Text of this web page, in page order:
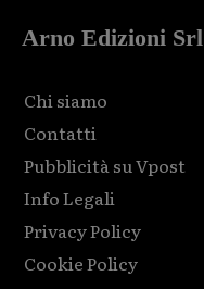
Arno Edizioni Srl
Chi siamo
Contatti
Pubblicità su Vpost
Info Legali
Privacy Policy
Cookie Policy